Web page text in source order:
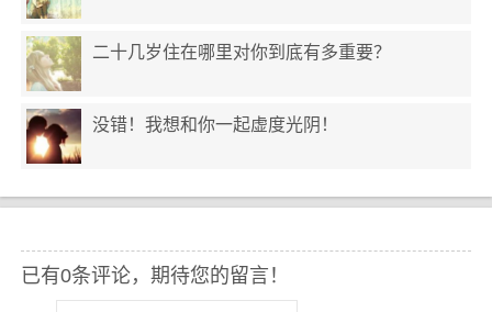
二十几岁住在哪里对你到底有多重要？
没错！我想和你一起虚度光阴！
已有0条评论，期待您的留言！